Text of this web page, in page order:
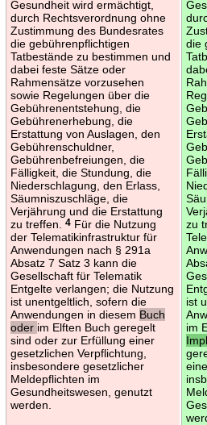
Gesundheit wird ermächtigt,
durch Rechtsverordnung ohne
Zustimmung des Bundesrates
die gebührenpflichtigen
Tatbestände zu bestimmen und
dabei feste Sätze oder
Rahmensätze vorzusehen
sowie Regelungen über die
Gebührenentstehung, die
Gebührenerhebung, die
Erstattung von Auslagen, den
Gebührenschuldner,
Gebührenbefreiungen, die
Fälligkeit, die Stundung, die
Niederschlagung, den Erlass,
Säumniszuschläge, die
Verjährung und die Erstattung
zu treffen.
4Für die Nutzung
der Telematikinfrastruktur für
Anwendungen nach § 291a
Absatz 7 Satz 3 kann die
Gesellschaft für Telematik
Entgelte verlangen; die Nutzung
ist unentgeltlich, sofern die
Anwendungen in diesem Buch
oder im Elften Buch geregelt
sind oder zur Erfüllung einer
gesetzlichen Verpflichtung,
insbesondere gesetzlicher
Meldepflichten im
Gesundheitswesen, genutzt
werden.
die
zu
ist
im